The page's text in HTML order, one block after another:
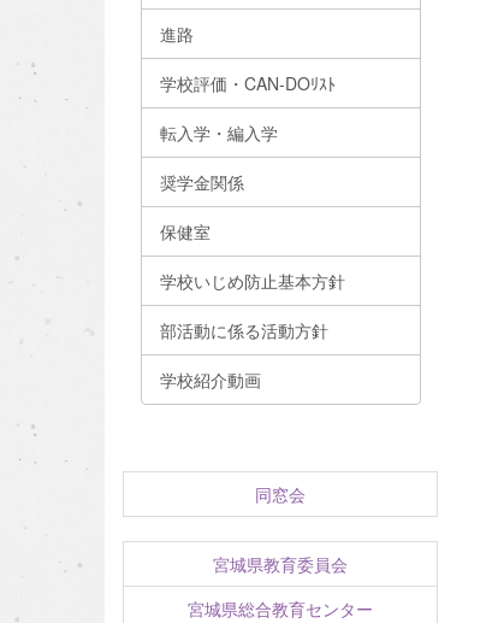
進路
学校評価・CAN-DOﾘｽﾄ
転入学・編入学
奨学金関係
保健室
学校いじめ防止基本方針
部活動に係る活動方針
学校紹介動画
同窓会
宮城県教育委員会
宮城県総合教育センター